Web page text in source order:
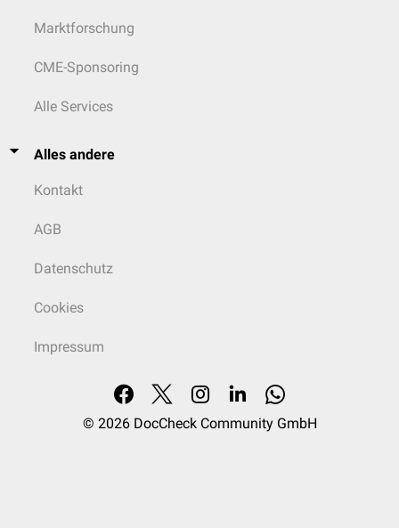
Marktforschung
CME-Sponsoring
Alle Services
Alles andere
Kontakt
AGB
Datenschutz
Cookies
Impressum
© 2026 DocCheck Community GmbH